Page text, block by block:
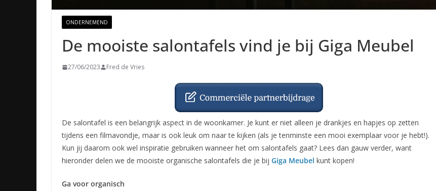
ONDERNEMEND
De mooiste salontafels vind je bij Giga Meubel
27/06/2023 Fred de Vries
De salontafel is een belangrijk aspect in de woonkamer. Je kunt er niet alleen je drankjes en hapjes op zetten
tijdens een filmavondje, maar is ook leuk om naar te kijken (als je tenminste een mooi exemplaar voor je hebt!).
Kun jij daarom ook wel inspiratie gebruiken wanneer het om salontafels gaat? Lees dan gauw verder, want
hieronder delen we de mooiste organische salontafels die je bij Giga Meubel kunt kopen!
Ga voor organisch